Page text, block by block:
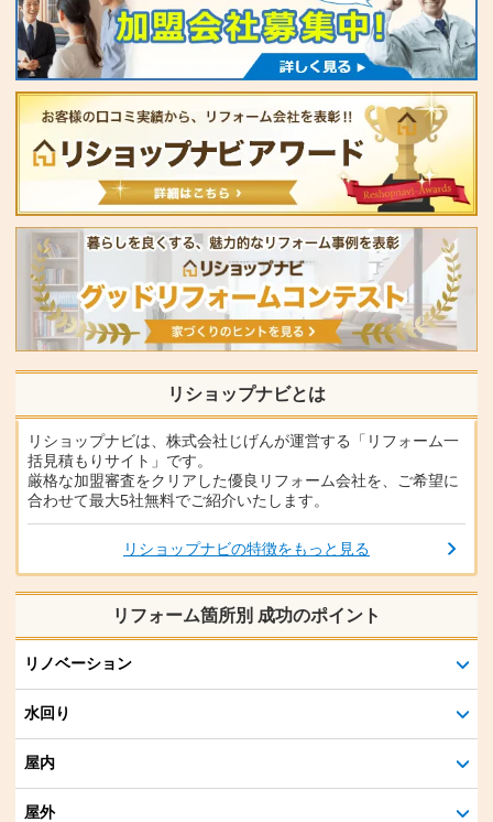
リショップナビとは
リショップナビは、株式会社じげんが運営する「リフォーム一
括見積もりサイト」です。
厳格な加盟審査をクリアした優良リフォーム会社を、ご希望に
合わせて最大5社無料でご紹介いたします。
リショップナビの特徴をもっと見る
リフォーム箇所別 成功のポイント
リノベーション
水回り
屋内
屋外